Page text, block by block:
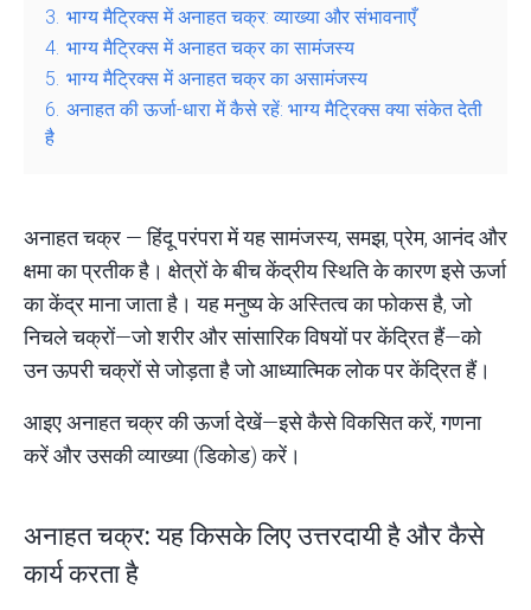
3. भाग्य मैट्रिक्स में अनाहत चक्र: व्याख्या और संभावनाएँ
4. भाग्य मैट्रिक्स में अनाहत चक्र का सामंजस्य
5. भाग्य मैट्रिक्स में अनाहत चक्र का असामंजस्य
6. अनाहत की ऊर्जा-धारा में कैसे रहें: भाग्य मैट्रिक्स क्या संकेत देती
है
अनाहत चक्र — हिंदू परंपरा में यह सामंजस्य, समझ, प्रेम, आनंद और
क्षमा का प्रतीक है। क्षेत्रों के बीच केंद्रीय स्थिति के कारण इसे ऊर्जा
का केंद्र माना जाता है। यह मनुष्य के अस्तित्व का फोकस है, जो
निचले चक्रों—जो शरीर और सांसारिक विषयों पर केंद्रित हैं—को
उन ऊपरी चक्रों से जोड़ता है जो आध्यात्मिक लोक पर केंद्रित हैं।
आइए अनाहत चक्र की ऊर्जा देखें—इसे कैसे विकसित करें,गणना
करें और उसकी व्याख्या (डिकोड) करें।
अनाहत चक्र: यह किसके लिए उत्तरदायी है और कैसे
कार्य करता है